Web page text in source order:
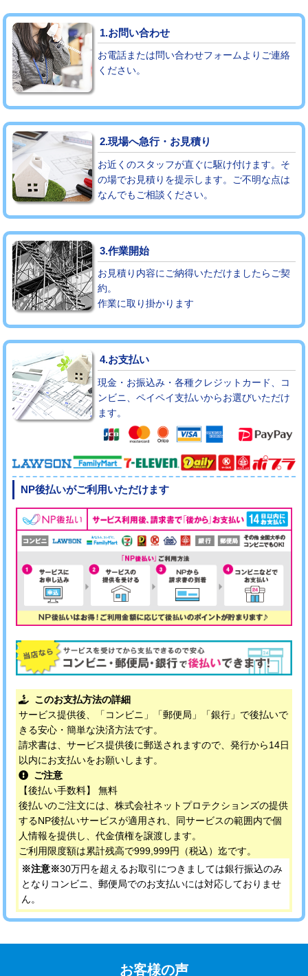
コンクリート斫り（厚さ10㎝まで）
コンクリート斫り（厚さ10㎝超え） 38,500円
モルタル補修（厚さ10㎝まで）
モルタル補修（厚さ10㎝超え） 38,500円
追加人工 16,500円
廃棄・処分 現場見積
※給水管工事は20mmまでの価格です。
1.お問い合わせ
お電話または問い合わせフォームよりご連絡
ください。
2.現場へ急行・お見積り
お近くのスタッフが直ぐに駆け付けます。そ
の場でお見積りを提示します。ご不明な点は
なんでもご相談ください。
3.作業開始
お見積り内容にご納得いただけましたらご契
約。
作業に取り掛かります
4.お支払い
現金・お振込み・各種クレジットカード、コ
ンビニ、ペイペイ支払いからお選びいただけ
ます。
NP後払いがご利用いただけます
このお支払方法の詳細
サービス提供後、「コンビニ」「郵便局」「銀行」で後払いで
きる安心・簡単な決済方法です。
請求書は、サービス提供後に郵送されますので、発行から14日
以内にお支払いをお願いします。
ご注意
【後払い手数料】 無料
後払いのご注文には、株式会社ネットプロテクションズの提供
するNP後払いサービスが適用され、同サービスの範囲内で個
人情報を提供し、代金債権を譲渡します。
ご利用限度額は累計残高で999,999円（税込）迄です。
※注意※30万円を超えるお取引につきましては銀行振込のみ
となりコンビニ、郵便局でのお支払いには対応しておりませ
ん。
お客様の声